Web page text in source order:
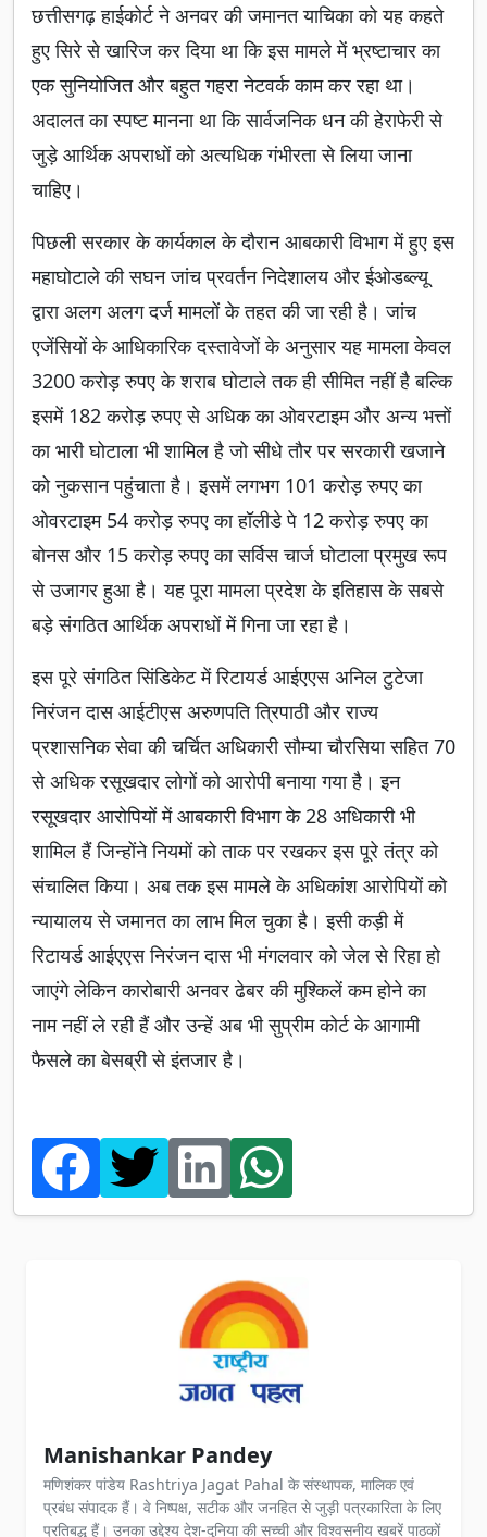
छत्तीसगढ़ हाईकोर्ट ने अनवर की जमानत याचिका को यह कहते
हुए सिरे से खारिज कर दिया था कि इस मामले में भ्रष्टाचार का
एक सुनियोजित और बहुत गहरा नेटवर्क काम कर रहा था।
अदालत का स्पष्ट मानना था कि सार्वजनिक धन की हेराफेरी से
जुड़े आर्थिक अपराधों को अत्यधिक गंभीरता से लिया जाना
चाहिए।
पिछली सरकार के कार्यकाल के दौरान आबकारी विभाग में हुए इस
महाघोटाले की सघन जांच प्रवर्तन निदेशालय और ईओडब्ल्यू
द्वारा अलग अलग दर्ज मामलों के तहत की जा रही है। जांच
एजेंसियों के आधिकारिक दस्तावेजों के अनुसार यह मामला केवल
3200 करोड़ रुपए के शराब घोटाले तक ही सीमित नहीं है बल्कि
इसमें 182 करोड़ रुपए से अधिक का ओवरटाइम और अन्य भत्तों
का भारी घोटाला भी शामिल है जो सीधे तौर पर सरकारी खजाने
को नुकसान पहुंचाता है। इसमें लगभग 101 करोड़ रुपए का
ओवरटाइम 54 करोड़ रुपए का हॉलीडे पे 12 करोड़ रुपए का
बोनस और 15 करोड़ रुपए का सर्विस चार्ज घोटाला प्रमुख रूप
से उजागर हुआ है। यह पूरा मामला प्रदेश के इतिहास के सबसे
बड़े संगठित आर्थिक अपराधों में गिना जा रहा है।
इस पूरे संगठित सिंडिकेट में रिटायर्ड आईएएस अनिल टुटेजा
निरंजन दास आईटीएस अरुणपति त्रिपाठी और राज्य
प्रशासनिक सेवा की चर्चित अधिकारी सौम्या चौरसिया सहित 70
से अधिक रसूखदार लोगों को आरोपी बनाया गया है। इन
रसूखदार आरोपियों में आबकारी विभाग के 28 अधिकारी भी
शामिल हैं जिन्होंने नियमों को ताक पर रखकर इस पूरे तंत्र को
संचालित किया। अब तक इस मामले के अधिकांश आरोपियों को
न्यायालय से जमानत का लाभ मिल चुका है। इसी कड़ी में
रिटायर्ड आईएएस निरंजन दास भी मंगलवार को जेल से रिहा हो
जाएंगे लेकिन कारोबारी अनवर ढेबर की मुश्किलें कम होने का
नाम नहीं ले रही हैं और उन्हें अब भी सुप्रीम कोर्ट के आगामी
फैसले का बेसब्री से इंतजार है।
Manishankar Pandey
मणिशंकर पांडेय Rashtriya Jagat Pahal के संस्थापक, मालिक एवं
प्रबंध संपादक हैं। वे निष्पक्ष, सटीक और जनहित से जुड़ी पत्रकारिता के लिए
प्रतिबद्ध हैं। उनका उद्देश्य देश-दुनिया की सच्ची और विश्वसनीय खबरें पाठकों